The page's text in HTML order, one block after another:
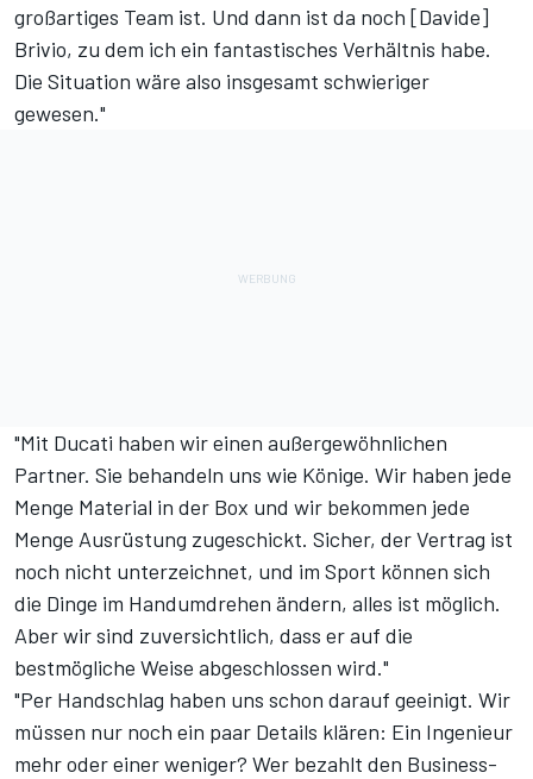
großartiges Team ist. Und dann ist da noch [Davide]
Brivio, zu dem ich ein fantastisches Verhältnis habe.
Die Situation wäre also insgesamt schwieriger
gewesen."
"Mit Ducati haben wir einen außergewöhnlichen
Partner. Sie behandeln uns wie Könige. Wir haben jede
Menge Material in der Box und wir bekommen jede
Menge Ausrüstung zugeschickt. Sicher, der Vertrag ist
noch nicht unterzeichnet, und im Sport können sich
die Dinge im Handumdrehen ändern, alles ist möglich.
Aber wir sind zuversichtlich, dass er auf die
bestmögliche Weise abgeschlossen wird."
"Per Handschlag haben uns schon darauf geeinigt. Wir
müssen nur noch ein paar Details klären: Ein Ingenieur
mehr oder einer weniger? Wer bezahlt den Business-